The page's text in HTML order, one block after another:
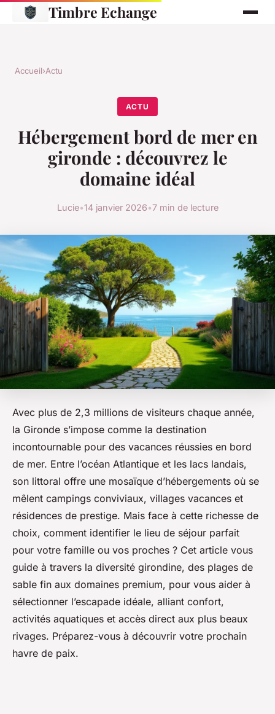
Timbre Echange
Accueil›Actu
ACTU
Hébergement bord de mer en
gironde : découvrez le
domaine idéal
Lucie•14 janvier 2026•7 min de lecture
Avec plus de 2,3 millions de visiteurs chaque année,
la Gironde s’impose comme la destination
incontournable pour des vacances réussies en bord
de mer. Entre l’océan Atlantique et les lacs landais,
son littoral offre une mosaïque d’hébergements où se
mêlent campings conviviaux, villages vacances et
résidences de prestige. Mais face à cette richesse de
choix, comment identifier le lieu de séjour parfait
pour votre famille ou vos proches ? Cet article vous
guide à travers la diversité girondine, des plages de
sable fin aux domaines premium, pour vous aider à
sélectionner l’escapade idéale, alliant confort,
activités aquatiques et accès direct aux plus beaux
rivages. Préparez-vous à découvrir votre prochain
havre de paix.